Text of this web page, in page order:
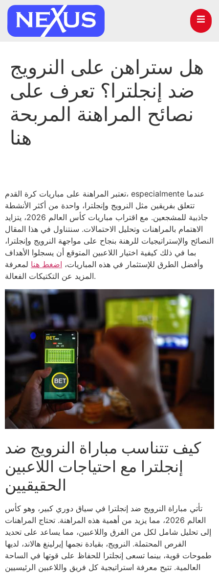
هل ستراهن على النرويج
ضد إنجلترا؟ تعرف على
نصائح المراهنة المربحة
هنا
تعتبر المراهنة على مباريات كرة القدم، especialmente عندما
تتعلق بفريقين مثل النرويج وإنجلترا، واحدة من أكثر الأنشطة
جاذبية للمشجعين. مع اقتراب مباريات كأس العالم 2026، يتزايد
الاهتمام بالمراهنات وتحليل الاحتمالات. سنتناول في هذا المقال
النصائح والإستراتيجيات للرهنة بنجاح على مواجهة النرويج وإنجلترا،
بما في ذلك كيفية اختيار اللاعبين المتوقع أن يسجلوا الأهداف
وأفضل الطرق للإستثمار في هذه المباريات، اضغط هنا لمعرفة
المزيد عن التكتيكات الفعالة.
كيف تتناسب مباراة النرويج ضد
إنجلترا مع احتياجات اللاعبين
الحقيقيين
تأتي مباراة النرويج ضد إنجلترا في سياق دوري كبير، وهو كأس
العالم 2026، مما يزيد من أهمية هذه المراهنة. تحتاج المراهنات
إلى تحليل شامل لكل من الفرق واللاعبين، مما يساعد على تحديد
الفرص المحتملة. النرويج، بقيادة نجمها إيرلينغ هالاند، لديها
طموحات قوية، بينما تسعى إنجلترا للحفاظ على قوتها في الساحة
العالمية. تتيح معرفة استراتيجية كل فريق واللاعبين الرئيسيين